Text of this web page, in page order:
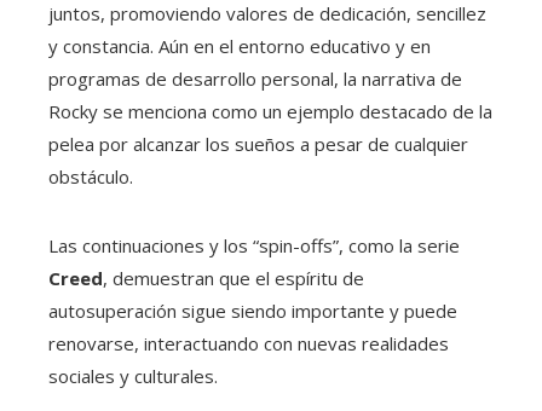
juntos, promoviendo valores de dedicación, sencillez
y constancia. Aún en el entorno educativo y en
programas de desarrollo personal, la narrativa de
Rocky se menciona como un ejemplo destacado de la
pelea por alcanzar los sueños a pesar de cualquier
obstáculo.
Las continuaciones y los “spin-offs”, como la serie
Creed, demuestran que el espíritu de
autosuperación sigue siendo importante y puede
renovarse, interactuando con nuevas realidades
sociales y culturales.